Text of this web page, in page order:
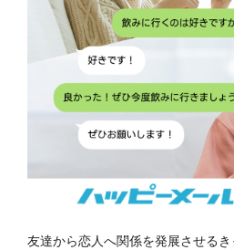
友達から恋人へ関係を発展させる